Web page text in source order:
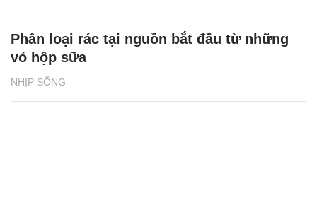
NHỊP SỐNG
Phân loại rác tại nguồn bắt đầu từ những
vỏ hộp sữa